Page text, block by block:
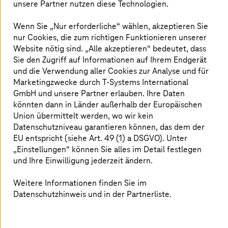
sondern begannen, eigenständig zu lernen, indem sie
durch zwei bedeutende technologische Durchbrüche
ermöglicht: Convolutional Neural Networks (CNNs) und
Transformer-Modelle. Diese beiden Technologien
eröffneten neue Möglichkeiten bei
Transformationsaufgaben wie Sprachverarbeitung,
Bilderkennung und Videoanalyse. Transformer-Modelle,
die 2017 eingeführt wurden, versetzten KI-Systeme in
die Lage, kontextuelle Zusammenhänge wesentlich
besser zu erfassen – ein Fortschritt, der sich unter
anderem in der Verbesserung von Google Translate
zeigte.
Die Integration von künstlicher Intelligenz in unser
unsere Partner nutzen diese Technologien.
Wenn Sie „Nur erforderliche“ wählen, akzeptieren Sie
nur Cookies, die zum richtigen Funktionieren unserer
Website nötig sind. „Alle akzeptieren“ bedeutet, dass
Sie den Zugriff auf Informationen auf Ihrem Endgerät
und die Verwendung aller Cookies zur Analyse und für
Marketingzwecke durchT-Systems International
GmbH und unsere Partner erlauben. Ihre Daten
könnten dann in Länder außerhalb der Europäischen
Union übermittelt werden, wo wir kein
Datenschutzniveau garantieren können, das dem der
EU entspricht (siehe Art. 49 (1) a DSGVO). Unter
„Einstellungen“ können Sie alles im Detail festlegen
und Ihre Einwilligung jederzeit ändern.
Weitere Informationen finden Sie im
Datenschutzhinweis und in der Partnerliste.